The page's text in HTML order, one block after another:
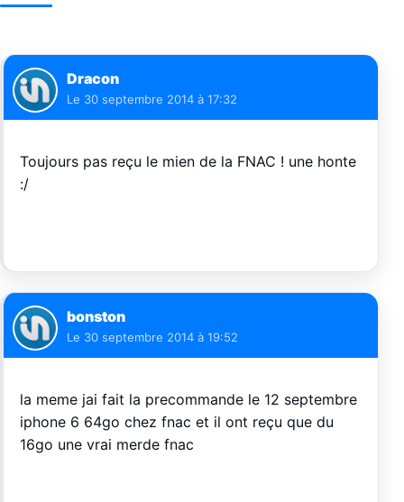
Dracon
Le 30 septembre 2014 à 17:32
Toujours pas reçu le mien de la FNAC ! une honte
:/
bonston
Le 30 septembre 2014 à 19:52
la meme jai fait la precommande le 12 septembre
iphone 6 64go chez fnac et il ont reçu que du
16go une vrai merde fnac